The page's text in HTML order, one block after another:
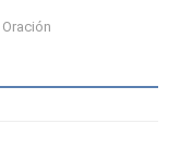
Oración